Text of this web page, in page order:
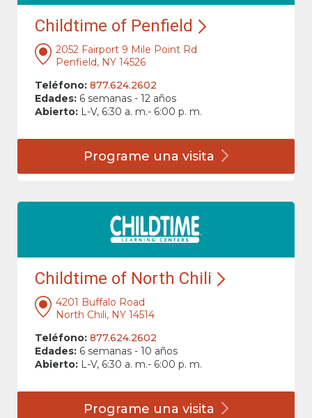
Childtime of Penfield
2052 Fairport 9 Mile Point Rd
Penfield, NY 14526
Teléfono: 877.624.2602
Edades: 6 semanas - 12 años
Abierto: L-V, 6:30 a. m.- 6:00 p. m.
Programe una visita
Childtime of North Chili
4201 Buffalo Road
North Chili, NY 14514
Teléfono: 877.624.2602
Edades: 6 semanas - 10 años
Abierto: L-V, 6:30 a. m.- 6:00 p. m.
Programe una visita